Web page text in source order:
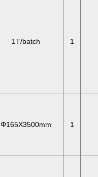
1T/batch 1
Φ165X3500mm 1